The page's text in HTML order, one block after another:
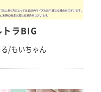
トラBIG
/もいちゃん